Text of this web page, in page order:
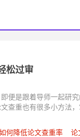
松过审
便是跟着导师一起研
查重也有很多小方法
何降低论文查重率 论